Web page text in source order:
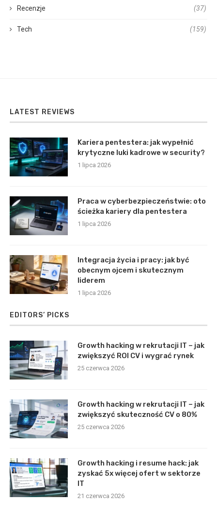
Recenzje (37)
Tech (159)
LATEST REVIEWS
Kariera pentestera: jak wypełnić
krytyczne luki kadrowe w security?
1 lipca 2026
Praca w cyberbezpieczeństwie: oto
ścieżka kariery dla pentestera
1 lipca 2026
Integracja życia i pracy: jak być
obecnym ojcem i skutecznym
liderem
1 lipca 2026
EDITORS’ PICKS
Growth hacking w rekrutacji IT – jak
zwiększyć ROI CV i wygrać rynek
25 czerwca 2026
Growth hacking w rekrutacji IT – jak
zwiększyć skuteczność CV o 80%
25 czerwca 2026
Growth hacking i resume hack: jak
zyskać 5x więcej ofert w sektorze
IT
21 czerwca 2026